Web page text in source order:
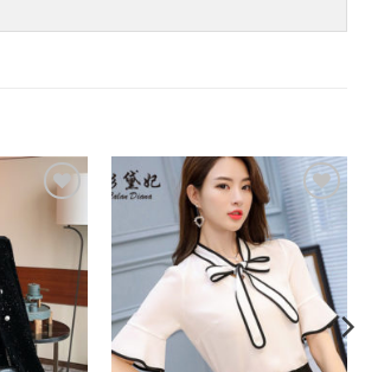
WISHLIST
ADD TO
WISHLIST